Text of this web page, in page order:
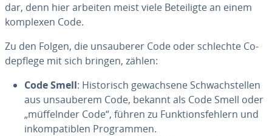
dar, denn hier arbeiten meist viele Be­tei­ligte an einem
komplexen Code.
Zu den Folgen, die un­sau­be­rer Code oder schlechte Co­
depflege mit sich bringen, zählen:
Code Smell: His­to­risch gewach­sene Schwachs­tel­len
aus un­sau­be­rem Code, bekannt als Code Smell oder
„müffeln­der Code“, führen zu Funk­tions­feh­lern und
in­kom­pa­tib­len Prog­ram­men.